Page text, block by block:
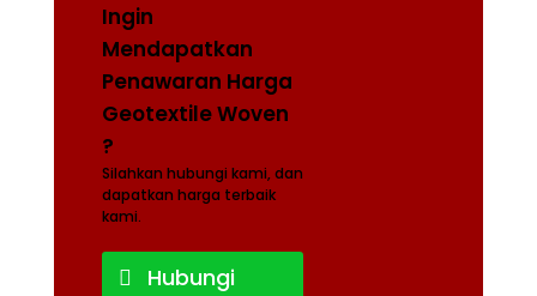
Ingin
Mendapatkan
Penawaran Harga
Geotextile Woven
?
Silahkan hubungi kami, dan
dapatkan harga terbaik
kami.
Hubungi